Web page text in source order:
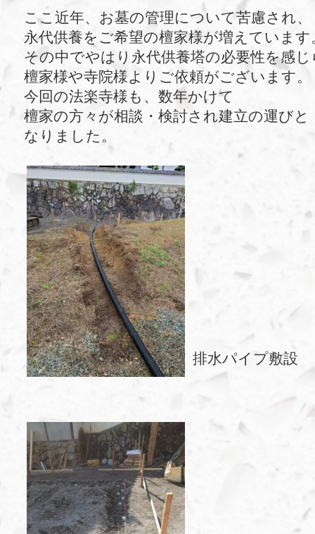
ここ近年、お墓の管理について苦慮され、
永代供養をご希望の檀家様が増えています
その中でやはり永代供養塔の必要性を感じ
檀家様や寺院様よりご依頼がございます。
今回の法楽寺様も、数年かけて
檀家の方々が相談・検討され建立の運びと
なりました。
排水パイプ敷設